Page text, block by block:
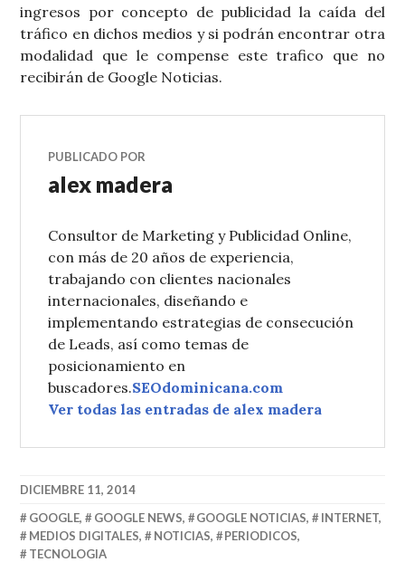
ingresos por concepto de publicidad la caída del
tráfico en dichos medios y si podrán encontrar otra
modalidad que le compense este trafico que no
recibirán de Google Noticias.
PUBLICADO POR
alex madera
Consultor de Marketing y Publicidad Online,
con más de 20 años de experiencia,
trabajando con clientes nacionales
internacionales, diseñando e
implementando estrategias de consecución
de Leads, así como temas de
posicionamiento en
buscadores.SEOdominicana.com
Ver todas las entradas de alex madera
DICIEMBRE 11, 2014
GOOGLE, GOOGLE NEWS, GOOGLE NOTICIAS, INTERNET,
MEDIOS DIGITALES, NOTICIAS, PERIODICOS,
TECNOLOGIA